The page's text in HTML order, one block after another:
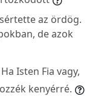
az ördög.
de azok
Isten Fia vagy,
kenyérré.